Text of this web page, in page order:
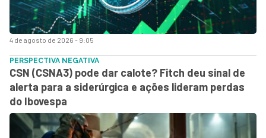
4 de agosto de 2026 - 9:05
PERSPECTIVA NEGATIVA
CSN (CSNA3) pode dar calote? Fitch deu sinal de
alerta para a siderúrgica e ações lideram perdas
do Ibovespa